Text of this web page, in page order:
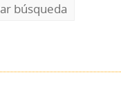
búsqueda